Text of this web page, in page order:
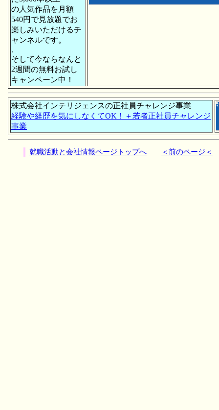
の人気作品を月額
540円で見放題でお
楽しみいただけるチ
ャンネルです。
.
そして今ならなんと
2週間の無料お試し
キャンペーン中！
株式会社インテリジェンスの正社員チャレンジ事業
経験や経歴を気にしなくてOK！＋若者正社員チャレンジ
事業
就職活動と会社情報ページトップへ ＜前のページ＜